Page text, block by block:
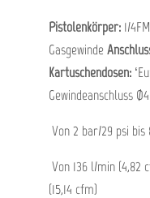
Pistolenkörper: 1/
Gasgewinde
Kartuschendosen:
Gewindeanschluss
Von 2 bar/29 psi bis
Von 136 l/min (4,82
(15,14 cfm)